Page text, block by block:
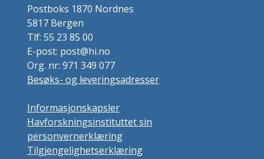
Postboks 1870 Nordnes
5817 Bergen
Tlf: 55 23 85 00
E-post: post@hi.no
Org. nr: 971 349 077
Besøks- og leveringsadresser
Informasjonskapsler
Havforskningsinstituttet sin
personvernerklæring
Tilgjengelighetserklæring